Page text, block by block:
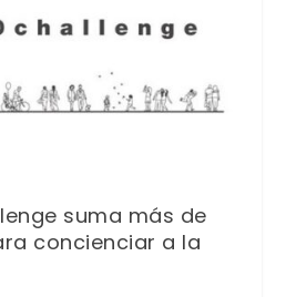
suma más de
concienciar a la